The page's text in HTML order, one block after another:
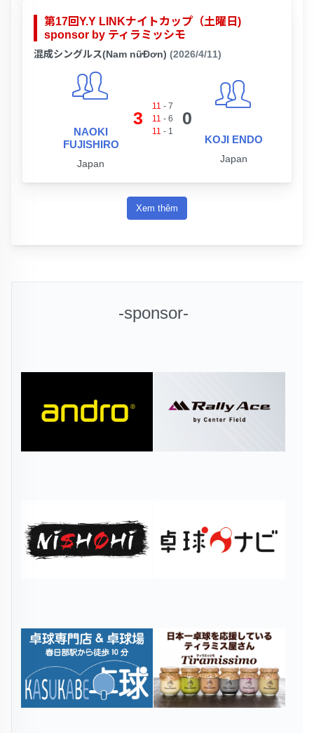
第17回Y.Y LINKナイトカップ（土曜日)
sponsor by ティラミッシモ
混成シングルス(Nam nữĐơn) (2026/4/11)
NAOKI
FUJISHIRO
Japan
3
11 - 7
11 - 6
11 - 1
0
KOJI ENDO
Japan
Xem thêm
-sponsor-